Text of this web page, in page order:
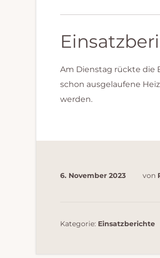
Am Dienstag rückte die
schon ausgelaufene
werden.
6. November 2023 von
Kategorie: Einsatzberichte